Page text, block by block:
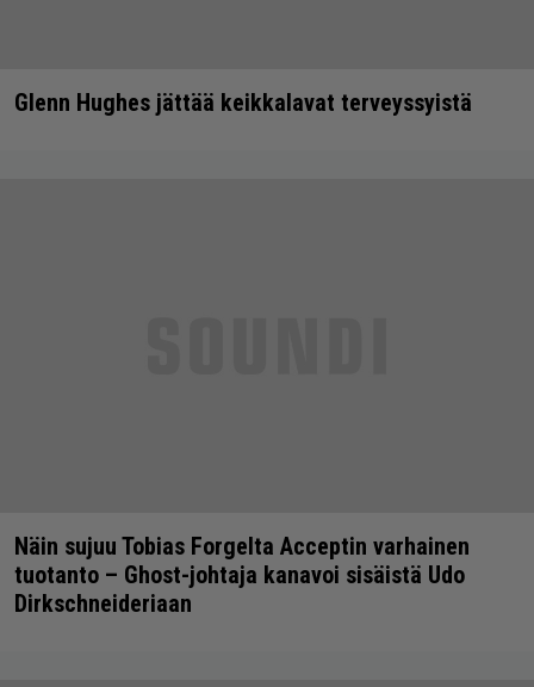
Glenn Hughes jättää keikkalavat terveyssyistä
Näin sujuu Tobias Forgelta Acceptin varhainen
tuotanto – Ghost-johtaja kanavoi sisäistä Udo
Dirkschneideriaan